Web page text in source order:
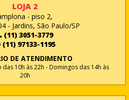
LOJA 2
- piso 2,
- Jardins, São Paulo/SP
(11) 3051-3779
(11) 97133-1195
DE ATENDIMENTO
das 10h às 22h - Domingos das 14h às
20h